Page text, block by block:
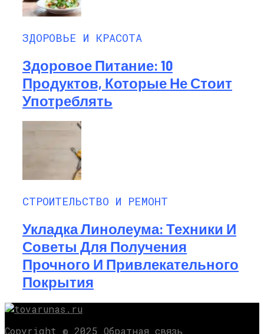
ЗДОРОВЬЕ И КРАСОТА
Здоровое Питание: 10
Продуктов, Которые Не Стоит
Употреблять
СТРОИТЕЛЬСТВО И РЕМОНТ
Укладка Линолеума: Техники И
Советы Для Получения
Прочного И Привлекательного
Покрытия
Copyright © 2025 Обратная связь